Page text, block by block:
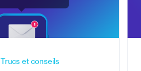
Trucs et conseils